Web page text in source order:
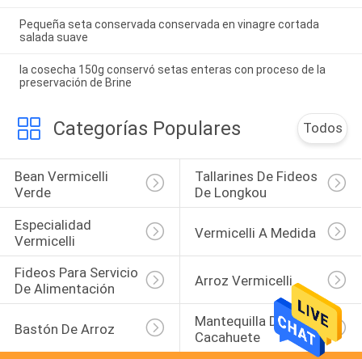
Pequeña seta conservada conservada en vinagre cortada
salada suave
la cosecha 150g conservó setas enteras con proceso de la
preservación de Brine
Categorías Populares Todos
Bean Vermicelli
Verde
Tallarines De Fideos
De Longkou
Especialidad
Vermicelli
Vermicelli A Medida
Fideos Para Servicio
De Alimentación
Arroz Vermicelli
Bastón De Arroz
Mantequilla De
Cacahuete